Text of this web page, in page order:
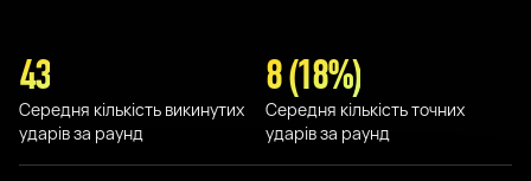
43
Середня кількість викинутих
ударів за раунд
8 (18%)
Середня кількість точних
ударів за раунд